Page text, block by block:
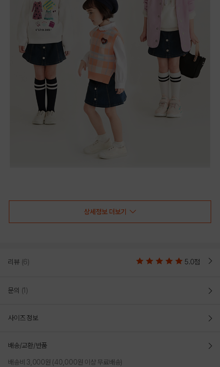
상세정보 더보기
리뷰 (6) 5.0점
문의 (1)
사이즈 정보
배송/교환/반품
배송비 3,000원 (40,000원 이상 무료배송)